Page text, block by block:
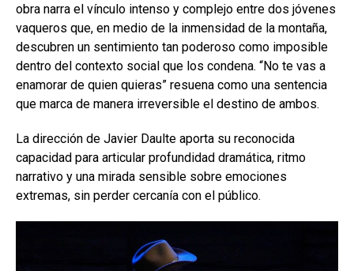
obra narra el vínculo intenso y complejo entre dos jóvenes
vaqueros que, en medio de la inmensidad de la montaña,
descubren un sentimiento tan poderoso como imposible
dentro del contexto social que los condena. “No te vas a
enamorar de quien quieras” resuena como una sentencia
que marca de manera irreversible el destino de ambos.
La dirección de Javier Daulte aporta su reconocida
capacidad para articular profundidad dramática, ritmo
narrativo y una mirada sensible sobre emociones
extremas, sin perder cercanía con el público.